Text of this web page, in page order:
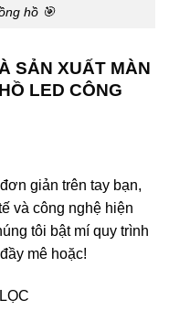
hồ 🎯
SẢN XUẤT MÀN
LED CÔNG
giản trên tay bạn,
và công nghệ hiện
tôi bật mí quy trình
mê hoặc!